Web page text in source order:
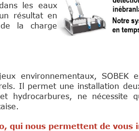
les eaux
résultat en
la charge
environnementaux,
Il permet une installation
hydrocarbures, ne
qui nous permettent de vous